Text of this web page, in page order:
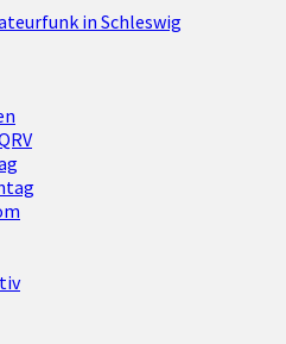
in Schleswig